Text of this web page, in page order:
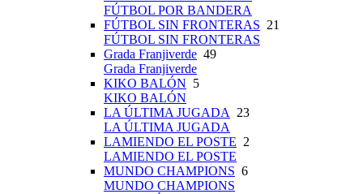
FÚTBOL POR BANDERA
FÚTBOL SIN FRONTERAS 21
FÚTBOL SIN FRONTERAS
Grada Franjiverde 49
Grada Franjiverde
KIKO BALÓN 5
KIKO BALÓN
LA ÚLTIMA JUGADA
23
LA ÚLTIMA JUGADA
LAMIENDO EL POSTE 2
LAMIENDO EL POSTE
MUNDO CHAMPIONS 6
MUNDO CHAMPIONS